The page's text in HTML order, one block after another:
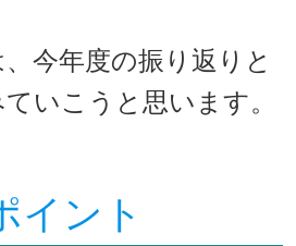
今年度の振り返りと
いこうと思います。
イント